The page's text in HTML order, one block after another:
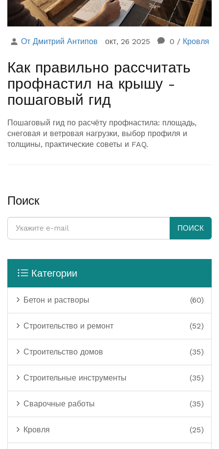
От Дмитрий Антипов окт, 26 2025 0 / Кровля
Как правильно рассчитать
профнастил на крышу -
пошаговый гид
Пошаговый гид по расчёту профнастила: площадь,
снеговая и ветровая нагрузки, выбор профиля и
толщины, практические советы и FAQ.
Поиск
ПОИСК
Категории
Бетон и растворы (60)
Строительство и ремонт (52)
Строительство домов (35)
Строительные инструменты (35)
Сварочные работы (35)
Кровля (25)